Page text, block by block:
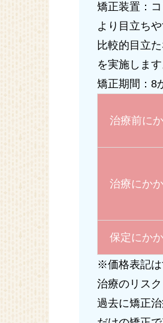
矯正装置：
より目立ち
比較的目立
を実施します
矯正期間：8
治療前に
治療にか
保定にか
※価格表記は
治療のリスク
過去に矯正